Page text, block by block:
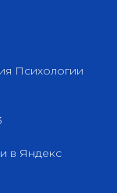
Психологии
в Яндекс